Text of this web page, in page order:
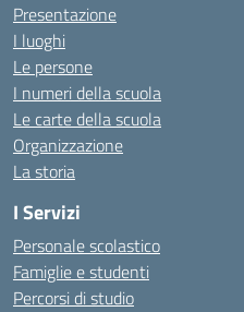
Presentazione
I luoghi
Le persone
I numeri della scuola
Le carte della scuola
Organizzazione
La storia
I Servizi
Personale scolastico
Famiglie e studenti
Percorsi di studio